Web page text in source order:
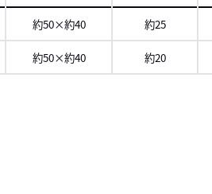
約50×約40 約25
約50×約40 約20